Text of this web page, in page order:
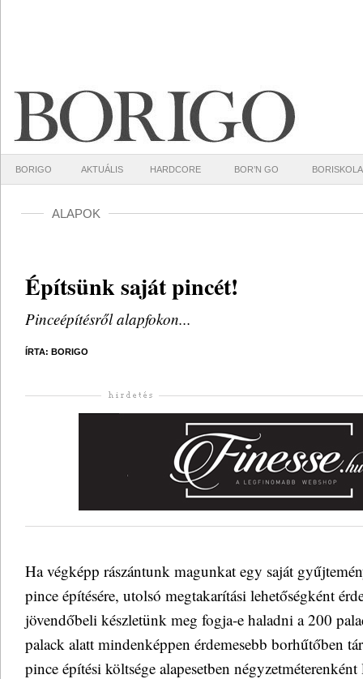
BORIGO AKTUÁLIS HARDCORE BOR’N GO BORISKOLA
ALAPOK
Építsünk saját pincét!
Pinceépítésről alapfokon...
ÍRTA: BORIGO
Ha végképp rászántunk magunkat egy saját
pince építésére, utolsó megtakarítási lehetőségként
jövendőbeli készletünk meg fogja-e haladni a 200
palack alatt mindenképpen érdemesebb borhűtőben
pince építési költsége alapesetben